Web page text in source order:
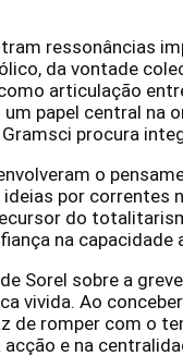
ressonâncias
da vontade
articulação
papel central na
procura
o
por correntes
do
na
Sorel sobre a
vivida. Ao
de romper com o
e na